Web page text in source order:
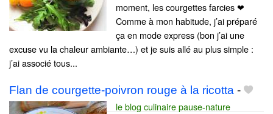
moment, les courgettes farcies ❤
Comme à mon habitude, j’ai préparé
ça en mode express (bon j’ai une
excuse vu la chaleur ambiante…) et je suis allé au plus simple :
j’ai associé tous...
Flan de courgette-poivron rouge à la ricotta -
le blog culinaire pause-nature